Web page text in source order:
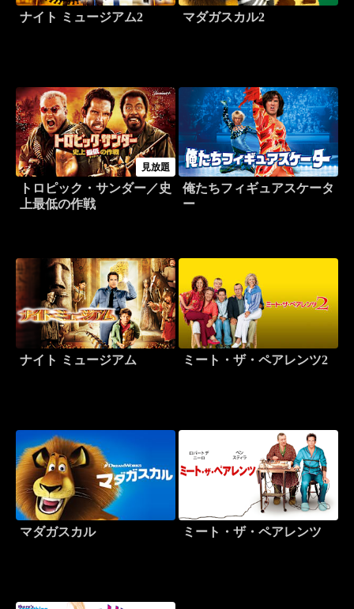
ナイト ミュージアム2 マダガスカル2
見放題
トロピック・サンダー／史
上最低の作戦
俺たちフィギュアスケータ
ー
ナイト ミュージアム ミート・ザ・ペアレンツ2
マダガスカル ミート・ザ・ペアレンツ